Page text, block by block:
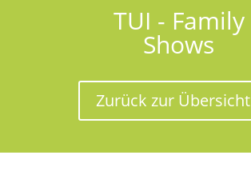
TUI - Family
Shows
Zurück zur Übersicht